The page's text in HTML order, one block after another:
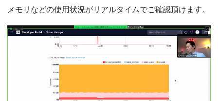
メモリなどの使用状況がリアルタイムでご確認頂けます。